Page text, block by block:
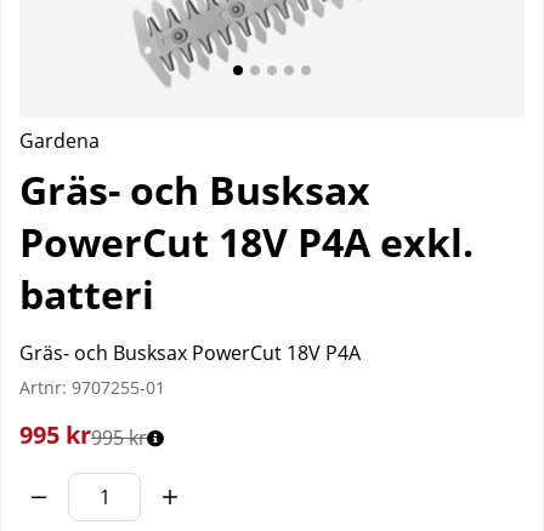
Gardena
Gräs- och Busksax
PowerCut 18V P4A exkl.
batteri
Gräs- och Busksax PowerCut 18V P4A
Artnr: 9707255-01
995 kr995 kr